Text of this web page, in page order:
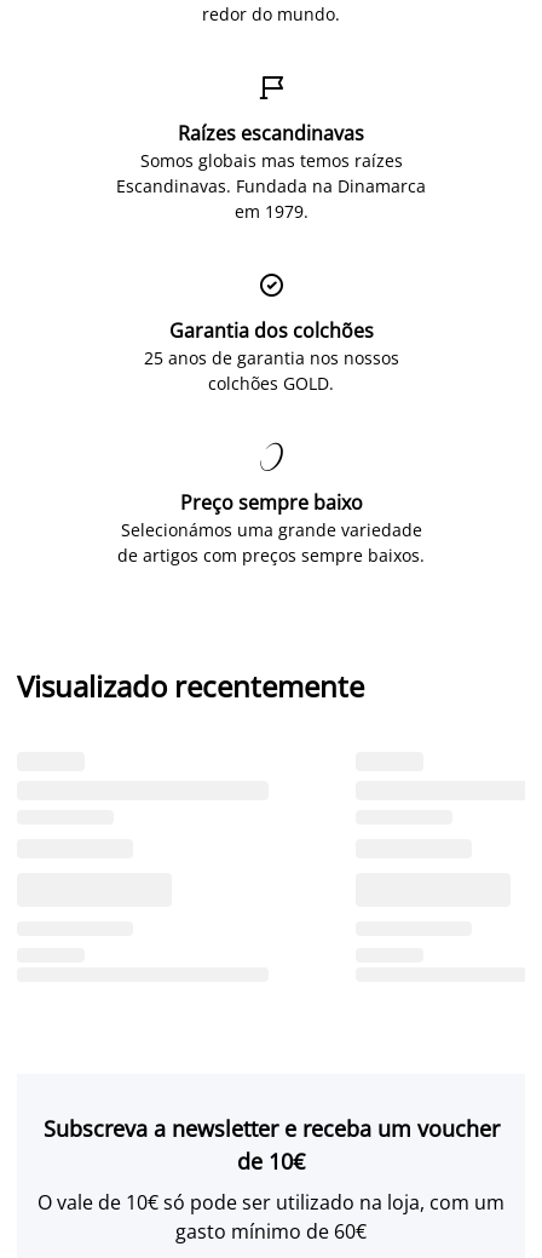
redor do mundo.

Raízes escandinavas
Somos globais mas temos raízes
Escandinavas. Fundada na Dinamarca
em 1979.

Garantia dos colchões
25 anos de garantia nos nossos
colchões GOLD.

Preço sempre baixo
Selecionámos uma grande variedade
de artigos com preços sempre baixos.
Visualizado recentemente
Subscreva a newsletter e receba um voucher
de 10€
O vale de 10€ só pode ser utilizado na loja, com um
gasto mínimo de 60€